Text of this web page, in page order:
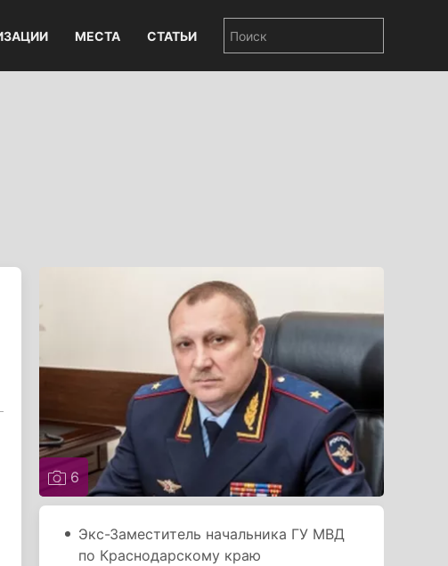
МЕСТА СТАТЬИ
6
Экс-Заместитель начальника ГУ МВД
по Краснодарскому краю